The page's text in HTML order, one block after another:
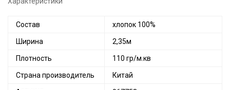
Состав хлопок 100%
Ширина 2,35м
Плотность 110 гр/м.кв
Страна производитель Китай